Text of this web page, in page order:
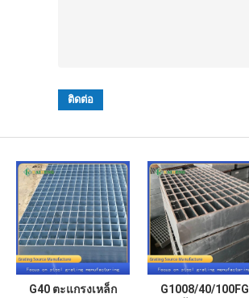
G40 ตะแกรงเหล็ก
G1008/40/100FG